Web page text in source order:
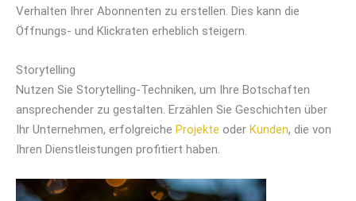
Verhalten Ihrer Abonnenten zu erstellen. Dies kann die
Öffnungs- und Klickraten erheblich steigern.
Storytelling
Nutzen Sie Storytelling-Techniken, um Ihre Botschaften
ansprechender zu gestalten. Erzählen Sie Geschichten über
Ihr Unternehmen, erfolgreiche Projekte oder Kunden, die von
Ihren Dienstleistungen profitiert haben.